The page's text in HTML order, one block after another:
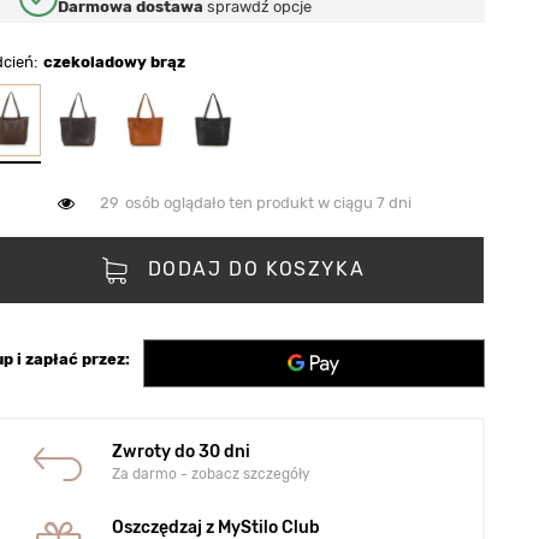
Darmowa dostawa sprawdź opcje
czekoladowy brąz
29 osób oglądało ten produkt w ciągu 7 dni
DODAJ DO KOSZYKA
i zapłać przez:
Zwroty do 30 dni
Za darmo - zobacz szczegóły
Oszczędzaj z MyStilo Club